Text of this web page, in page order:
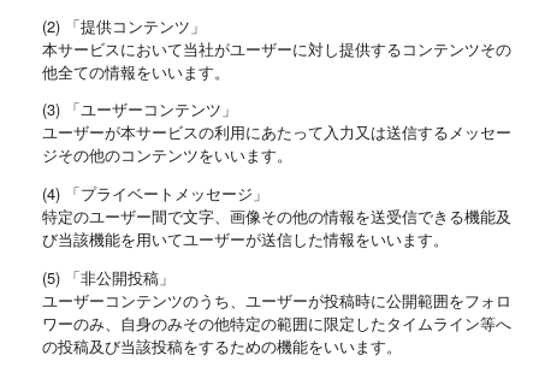
(2) 「提供コンテンツ」
本サービスにおいて当社がユーザーに対し提供するコンテンツその
他全ての情報をいいます。
(3) 「ユーザーコンテンツ」
ユーザーが本サービスの利用にあたって入力又は送信するメッセー
ジその他のコンテンツをいいます。
(4) 「プライベートメッセージ」
特定のユーザー間で文字、画像その他の情報を送受信できる機能及
び当該機能を用いてユーザーが送信した情報をいいます。
(5) 「非公開投稿」
ユーザーコンテンツのうち、ユーザーが投稿時に公開範囲をフォロ
ワーのみ、自身のみその他特定の範囲に限定したタイムライン等へ
の投稿及び当該投稿をするための機能をいいます。